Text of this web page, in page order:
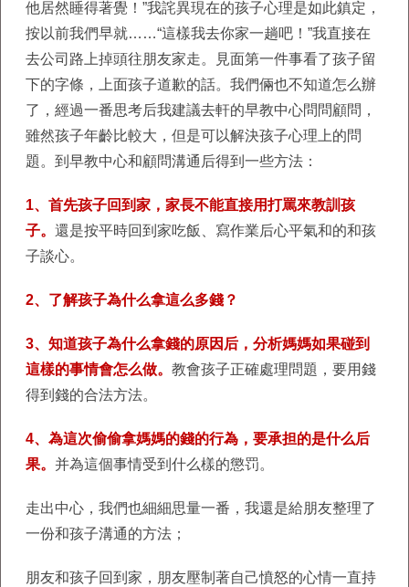
他居然睡得著覺！”我詫異現在的孩子心理是如此鎮定，
按以前我們早就……“這樣我去你家一趟吧！”我直接在
去公司路上掉頭往朋友家走。見面第一件事看了孩子留
下的字條，上面孩子道歉的話。我們倆也不知道怎么辦
了，經過一番思考后我建議去軒的早教中心問問顧問，
雖然孩子年齡比較大，但是可以解決孩子心理上的問
題。到早教中心和顧問溝通后得到一些方法：
1、首先孩子回到家，家長不能直接用打罵來教訓孩
子。 還是按平時回到家吃飯、寫作業后心平氣和的和孩
子談心。
2、了解孩子為什么拿這么多錢？
3、知道孩子為什么拿錢的原因后，分析媽媽如果碰到
這樣的事情會怎么做。 教會孩子正確處理問題，要用錢
得到錢的合法方法。
4、為這次偷偷拿媽媽的錢的行為，要承担的是什么后
果。 并為這個事情受到什么樣的懲罚。
走出中心，我們也細細思量一番，我還是給朋友整理了
一份和孩子溝通的方法；
朋友和孩子回到家，朋友壓制著自己憤怒的心情一直持